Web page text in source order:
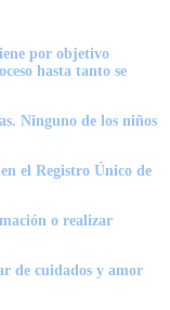
por objetivo
hasta tanto se
Ninguno de los niños
el Registro Único de
o realizar
de cuidados y amor